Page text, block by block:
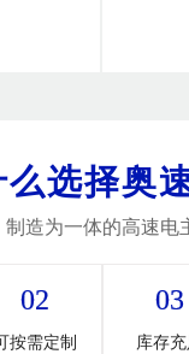
么选择奥
造为一体的高速电
02
按需定制
03
库存充